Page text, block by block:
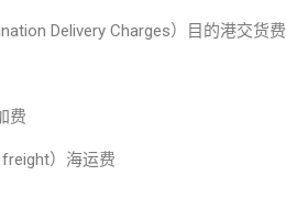
Delivery Charges）目的港交货费
费
）海运费